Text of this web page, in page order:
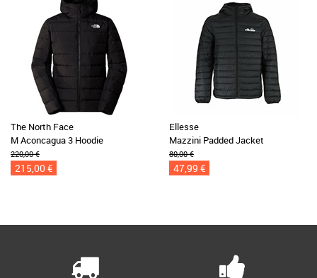
The North Face
M Aconcagua 3 Hoodie
220,00 €
215,00 €
Ellesse
Mazzini Padded Jacket
80,00 €
47,99 €